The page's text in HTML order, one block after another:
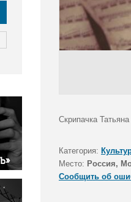
Скрипачка
Категория:
Место: Россия,
Сообщить об